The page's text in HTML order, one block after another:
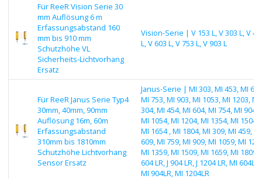
Für ReeR Vision Serie 30
mm Auflösung 6 m
Erfassungsabstand 160
mm bis 910 mm
Schutzhöhe VL
Sicherheits-Lichtvorhang
Ersatz
Vision-Serie | V 153 L, V 303 L, V
L, V 603 L, V 753 L, V 903 L
Für ReeR Janus Serie Typ4
30mm, 40mm, 90mm
Auflösung 16m, 60m
Erfassungsabstand
310mm bis 1810mm
Schutzhöhe Lichtvorhang
Sensor Ersatz
Janus-Serie | MI 303, MI 453, MI
MI 753, MI 903, MI 1053, MI 1203, MI
304, MI 454, MI 604, MI 754, MI 904,
MI 1054, MI 1204, MI 1354, MI 1504,
MI 1654 , MI 1804, MI 309, MI 459, MI
609, MI 759, MI 909, MI 1059, MI
MI 1359, MI 1509, MI 1659, MI 1809, J
604 LR, J 904 LR, J 1204 LR, MI 604LR,
MI 904LR, MI 1204LR